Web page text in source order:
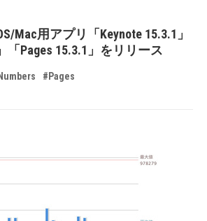
Mac用アプリ「Keynote 15.3.1」
「Pages 15.3.1」をリリース
#Pages